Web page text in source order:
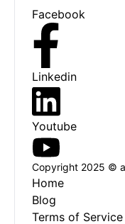
Facebook
Linkedin
Youtube
Copyright 2025 ©
Home
Blog
Terms of Service